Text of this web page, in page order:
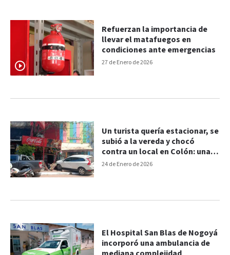
27 de Enero de 2026
Refuerzan la importancia de
llevar el matafuegos en
condiciones ante emergencias
24 de Enero de 2026
Un turista quería estacionar, se
subió a la vereda y chocó
contra un local en Colón: una
persona herida
El Hospital San Blas de Nogoyá
incorporó una ambulancia de